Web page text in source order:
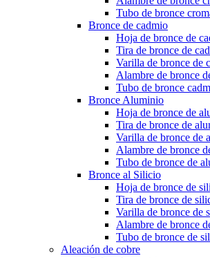
Tubo de bronce
Bronce de cadmio
Hoja de bronce de
Tira de bronce de
Varilla de bronce de
Alambre de bronce
Tubo de bronce
Bronce Aluminio
Hoja de bronce de
Tira de bronce de
Varilla de bronce de
Alambre de bronce
Tubo de bronce de
Bronce al Silicio
Hoja de bronce de
Tira de bronce de
Varilla de bronce de
Alambre de bronce
Tubo de bronce de
Aleación de cobre